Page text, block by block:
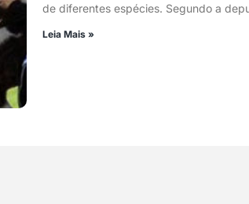
de diferentes espécies. Segundo a
Leia Mais »